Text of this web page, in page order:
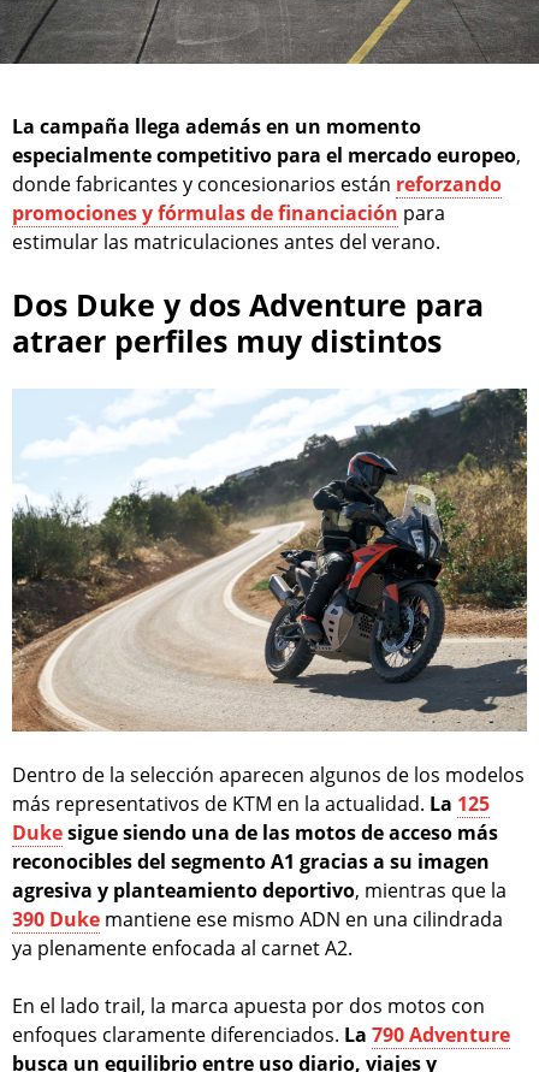
La campaña llega además en un momento
especialmente competitivo para el mercado europeo,
donde fabricantes y concesionarios están reforzando
promociones y fórmulas de financiación para
estimular las matriculaciones antes del verano.
Dos Duke y dos Adventure para
atraer perfiles muy distintos
Dentro de la selección aparecen algunos de los modelos
más representativos de KTM en la actualidad. La 125
Dukesigue siendo una de las motos de acceso más
reconocibles del segmento A1 gracias a su imagen
agresiva y planteamiento deportivo, mientras que la
390 Duke mantiene ese mismo ADN en una cilindrada
ya plenamente enfocada al carnet A2.
En el lado trail, la marca apuesta por dos motos con
enfoques claramente diferenciados. La 790 Adventure
busca un equilibrio entre uso diario, viajes y